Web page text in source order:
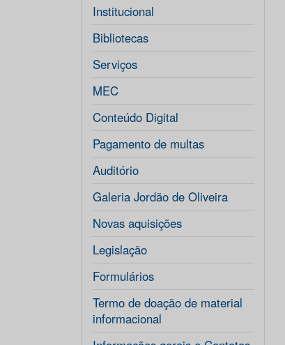
Institucional
Bibliotecas
Serviços
MEC
Conteúdo Digital
Pagamento de multas
Auditório
Galeria Jordão de Oliveira
Novas aquisições
Legislação
Formulários
Termo de doação de material
informacional